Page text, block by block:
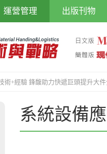
運營管理 出版刊物
術+經驗 鋒馥助力快遞巨頭提升大
系統設備